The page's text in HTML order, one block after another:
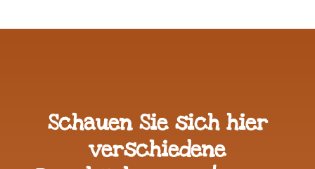
Schauen Sie sich hier
verschiedene